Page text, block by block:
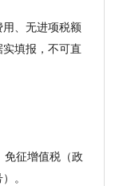
、无进项税额
填报，不可直
免征增值税（政
。